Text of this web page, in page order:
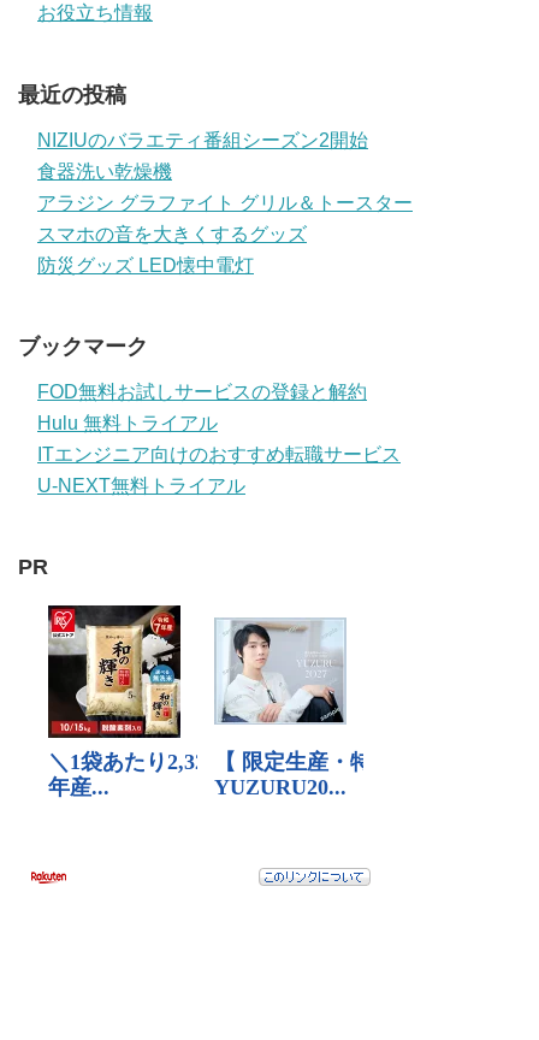
お役立ち情報
最近の投稿
NIZIUのバラエティ番組シーズン2開始
食器洗い乾燥機
アラジン グラファイト グリル＆トースター
スマホの音を大きくするグッズ
防災グッズ LED懐中電灯
ブックマーク
FOD無料お試しサービスの登録と解約
Hulu 無料トライアル
ITエンジニア向けのおすすめ転職サービス
U-NEXT無料トライアル
PR